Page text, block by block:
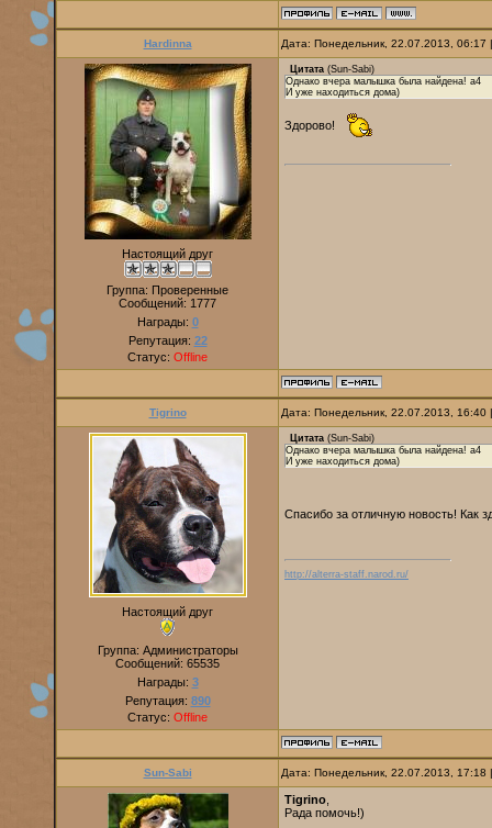
Hardinna Дата: Понедельник, 22.07.2013,
Настоящий друг
Группа: Проверенные
Сообщений: 1777
Награды: 0
Репутация: 22
Статус: Offline
Цитата (Sun-Sabi)
Однако вчера малышка была найдена! a4
И уже находиться дома)
Здорово!
Tigrino Дата: Понедельник, 22.07.2013,
Настоящий друг
Группа: Администраторы
Сообщений: 65535
Награды: 3
Репутация: 890
Статус: Offline
Цитата (Sun-Sabi)
Однако вчера малышка была найдена! a4
И уже находиться дома)
Спасибо за отличную новость! Как
http://alterra-staff.narod.ru/
Sun-Sabi Дата: Понедельник, 22.07.2013,
Tigrino
Рада помочь!)